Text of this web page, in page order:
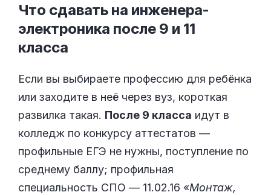
Что сдавать на инженера-
электроника после 9 и 11
класса
Если вы выбираете профессию для ребёнка
или заходите в неё через вуз, короткая
развилка такая. После 9 класса идут в
колледж по конкурсу аттестатов —
профильные ЕГЭ не нужны, поступление по
среднему баллу; профильная
специальность СПО — 11.02.16 «Монтаж,